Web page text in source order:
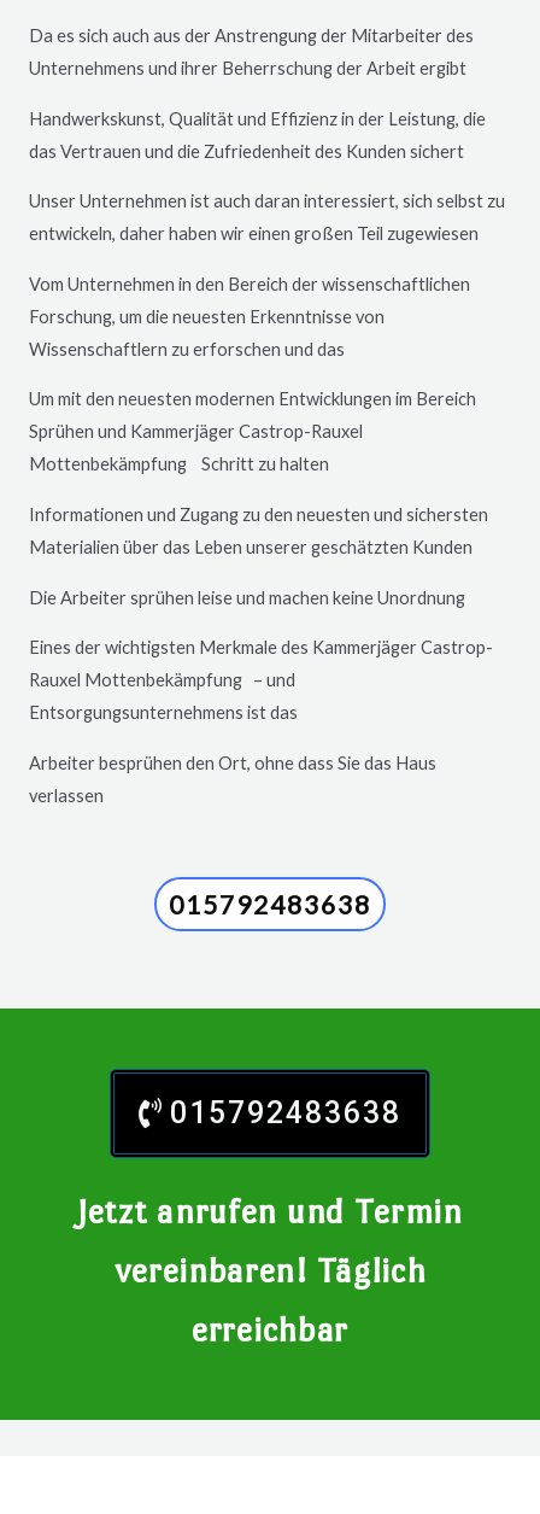
Da es sich auch aus der Anstrengung der Mitarbeiter des
Unternehmens und ihrer Beherrschung der Arbeit ergibt
Handwerkskunst, Qualität und Effizienz in der Leistung, die
das Vertrauen und die Zufriedenheit des Kunden sichert
Unser Unternehmen ist auch daran interessiert, sich selbst zu
entwickeln, daher haben wir einen großen Teil zugewiesen
Vom Unternehmen in den Bereich der wissenschaftlichen
Forschung, um die neuesten Erkenntnisse von
Wissenschaftlern zu erforschen und das
Um mit den neuesten modernen Entwicklungen im Bereich
Sprühen und KammerjägerCastrop-Rauxel
Mottenbekämpfung Schritt zu halten
Informationen und Zugang zu den neuesten und sichersten
Materialien über das Leben unserer geschätzten Kunden
Die Arbeiter sprühen leise und machen keine Unordnung
Eines der wichtigsten Merkmale des KammerjägerCastrop-
Rauxel Mottenbekämpfung – und
Entsorgungsunternehmens ist das
Arbeiter besprühen den Ort, ohne dass Sie das Haus
verlassen
015792483638
015792483638
Jetzt anrufen und Termin
vereinbaren! Täglich
erreichbar